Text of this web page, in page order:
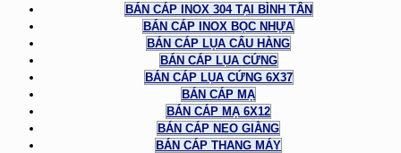
BÁN CÁP INOX 304 TẠI BÌNH TÂN
BÁN CÁP INOX BỌC NHỰA
BÁN CÁP LỤA CẨU HÀNG
BÁN CÁP LỤA CỨNG
BÁN CÁP LỤA CỨNG 6X37
BÁN CÁP MẠ
BÁN CÁP MẠ 6X12
BÁN CÁP NEO GIẰNG
BÁN CÁP THANG MÁY